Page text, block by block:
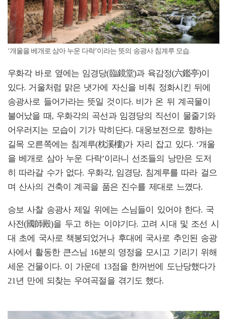
‘개울을 베개로 삼아 누운 다락’이라는 뜻의 송광사 침계루 모습.
우화각 바로 옆에는 임경당(臨鏡堂)과 육감정(六鑑亭)이
있다. 거울처럼 맑은 냇가에 자신을 비춰 정화시킨 뒤에
송광사로 들어가라는 뜻일 것이다. 비가 온 뒤 계곡물이
불어났을 때, 우화각의 곡선과 임경당의 직선이 물줄기와
어우러지는 모습이 기가 막히단다. 대웅보전으로 향하는
길목 오른쪽에는 침계루(枕溪樓)가 자리 잡고 있다. ‘개울
을 베개로 삼아 누운 다락’이라니 선조들의 낭만은 도저
히 따라갈 수가 없다. 우화각, 임경당, 침계루를 따라 걸으
며 산사의 건축이 계곡을 품은 진수를 제대로 느꼈다.
승보 사찰 송광사 제일 위에는 스님들이 있어야 한다. 국
사전(國師殿)을 두고 하는 이야기다. 고려 시대 및 조선 시
대 초에 국사로 책봉되었거나 후대에 국사로 추인된 송광
사에서 활동한 큰스님 16분의 영정을 모시고 기리기 위해
세운 건물이다. 이 가운데 13점을 한꺼번에 도난당했다가
21년 만에 되찾는 우여곡절을 겪기도 했다.